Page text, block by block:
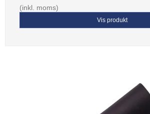
(inkl. moms)
Vis produkt